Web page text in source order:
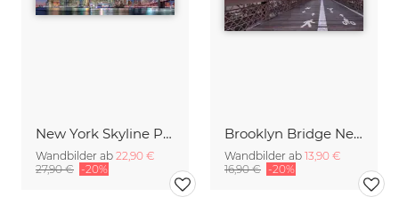
New York Skyline Panorama
Wandbilder ab 22,90 €
27,90 € -20%
Brooklyn Bridge New York City
Wandbilder ab 13,90 €
16,90 € -20%